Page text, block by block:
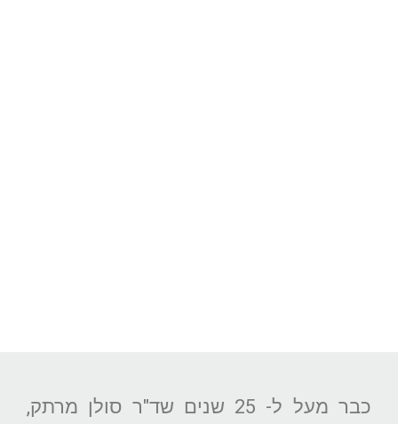
כבר מעל ל- 25 שנים שד"ר סולן מרתק,